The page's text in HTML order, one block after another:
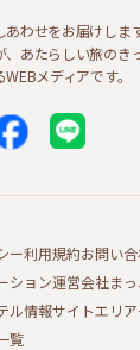
わせをお届けします
、あたらしい旅のき
メディアです。
ー利用規約お問い
ション運営会社ま
ル情報サイトエリ
覧